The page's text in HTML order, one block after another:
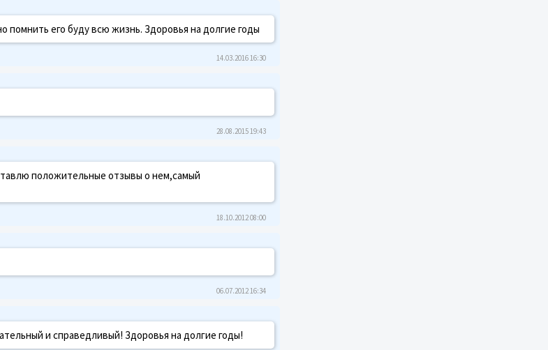
помнить его буду всю жизнь. Здоровья на долгие годы
14.03.2016 16:30
28.08.2015 19:43
положительные отзывы о нем,самый
18.10.2012 08:00
06.07.2012 16:34
и справедливый! Здоровья на долгие годы!